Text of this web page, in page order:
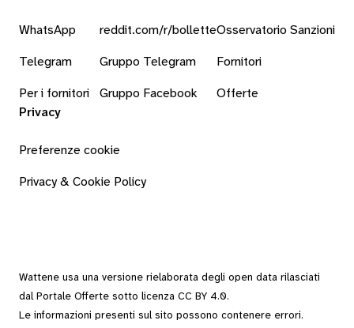
WhatsApp
Telegram
Per i fornitori
reddit.com/r/bollette
Gruppo Telegram
Gruppo Facebook
Osservatorio Sanzioni
Fornitori
Offerte
Privacy
Preferenze cookie
Privacy & Cookie Policy
Wattene usa una versione rielaborata degli open data rilasciati
dal Portale Offerte sotto licenza CC BY 4.0.
Le informazioni presenti sul sito possono contenere errori.